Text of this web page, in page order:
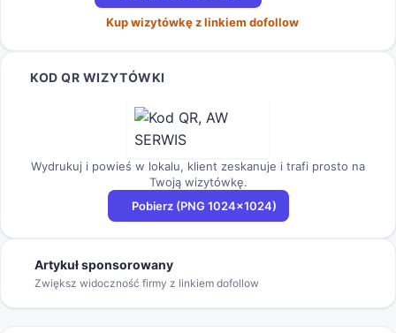
Kup wizytówkę z linkiem dofollow
KOD QR WIZYTÓWKI
Wydrukuj i powieś w lokalu, klient zeskanuje i trafi prosto na
Twoją wizytówkę.
Pobierz (PNG 1024×1024)
Artykuł sponsorowany
Zwiększ widoczność firmy z linkiem dofollow